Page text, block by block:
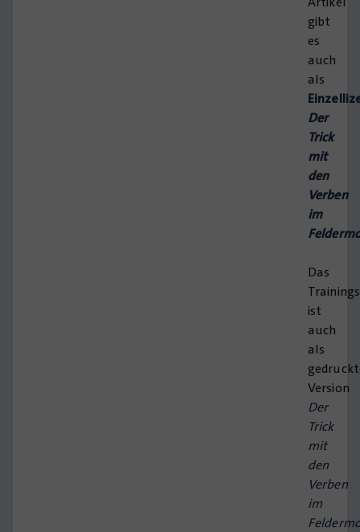
gibt
es
auch
als
Der
Trick
mit
den
Verben
im
Das
ist
auch
als
Version
Der
Trick
mit
den
Verben
im